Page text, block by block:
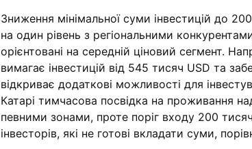
Зниження мінімальної суми інвестицій до
на один рівень з регіональними
орієнтовані на середній ціновий сегмент.
вимагає інвестицій від 545 тисяч USD та
відкриває додаткові можливості для
Катарі тимчасова посвідка на проживання
певними зонами, проте поріг входу 200
інвесторів, які не готові вкладати суми,